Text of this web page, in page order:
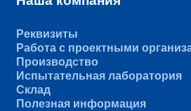
Реквизиты
Работа с проектными
Производство
Испытательная лаборатория
Склад
Полезная информация